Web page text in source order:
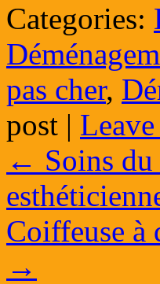
Categories:
pas cher,
post |
← Soins
Coiffeuse à
→